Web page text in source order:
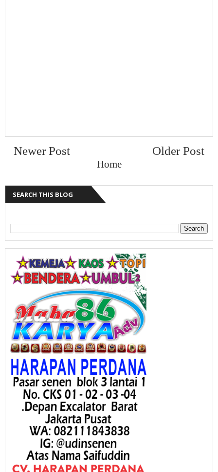
Newer Post Older Post
Home
SEARCH THIS BLOG